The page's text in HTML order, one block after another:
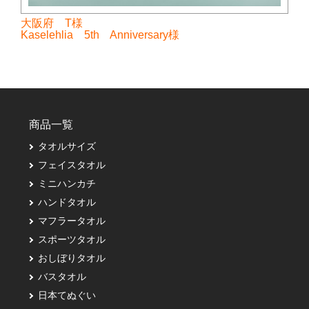
大阪府 T様
Kaselehlia 5th Anniversary様
商品一覧
タオルサイズ
フェイスタオル
ミニハンカチ
ハンドタオル
マフラータオル
スポーツタオル
おしぼりタオル
バスタオル
日本てぬぐい